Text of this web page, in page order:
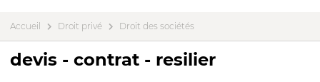
Accueil Droit privé Droit des sociétés
devis - contrat - resilier